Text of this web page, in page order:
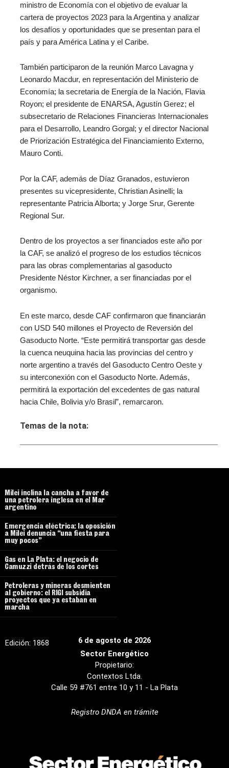
ministro de Economía con el objetivo de evaluar la
cartera de proyectos 2023 para la Argentina y analizar
los desafíos y oportunidades que se presentan para el
país y para América Latina y el Caribe.
También participaron de la reunión Marco Lavagna y
Leonardo Macdur, en representación del Ministerio de
Economía; la secretaria de Energía de la Nación, Flavia
Royon; el presidente de ENARSA, Agustín Gerez; el
subsecretario de Relaciones Financieras Internacionales
para el Desarrollo, Leandro Gorgal; y el director Nacional
de Priorización Estratégica del Financiamiento Externo,
Mauro Conti.
Por la CAF, además de Díaz Granados, estuvieron
presentes su vicepresidente, Christian Asinelli; la
representante Patricia Alborta; y Jorge Srur, Gerente
Regional Sur.
Dentro de los proyectos a ser financiados este año por
la CAF, se analizó el progreso de los estudios técnicos
para las obras complementarias al gasoducto
Presidente Néstor Kirchner, a ser financiadas por el
organismo.
En este marco, desde CAF confirmaron que financiarán
con USD 540 millones el Proyecto de Reversión del
Gasoducto Norte. “Este permitirá transportar gas desde
la cuenca neuquina hacia las provincias del centro y
norte argentino a través del Gasoducto Centro Oeste y
su interconexión con el Gasoducto Norte. Además,
permitirá la exportación del excedentes de gas natural
hacia Chile, Bolivia y/o Brasil”, remarcaron.
Temas de la nota:
6 de agosto de 2026
Edición: 1868
Sector Energético
Propietario:
Contextos Ltda.
Calle 59 #761 entre 10 y 11 - La Plata
Registro DNDA en trámite
Milei inclina la cancha a favor de
una petrolera inglesa en el Mar
argentino
Emergencia eléctrica: la oposición
a Milei denuncia “una fiesta para
muy pocos”
Gas en La Plata: el negocio de
Camuzzi detrás de los cortes
Petroleras y mineras desmienten
al gobierno: el RIGI subsidia
proyectos que ya estaban en
marcha